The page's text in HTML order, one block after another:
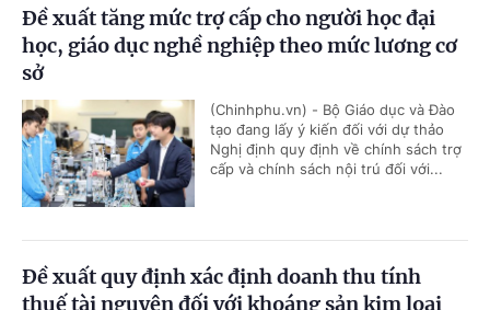
Đề xuất tăng mức trợ cấp cho người học đại
học, giáo dục nghề nghiệp theo mức lương cơ
sở
(Chinhphu.vn) - Bộ Giáo dục và Đào
tạo đang lấy ý kiến đối với dự thảo
Nghị định quy định về chính sách trợ
cấp và chính sách nội trú đối với...
Đề xuất quy định xác định doanh thu tính
thuế tài nguyên đối với khoáng sản kim loại